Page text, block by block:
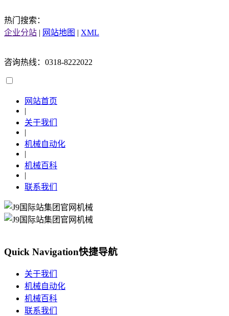
热门搜索：
企业分站 | 网站地图 | XML
咨询热线：0318-8222022
网站首页
|
关于我们
|
机械自动化
|
机械百科
|
联系我们
Quick Navigation快捷导航
关于我们
机械自动化
机械百科
联系我们